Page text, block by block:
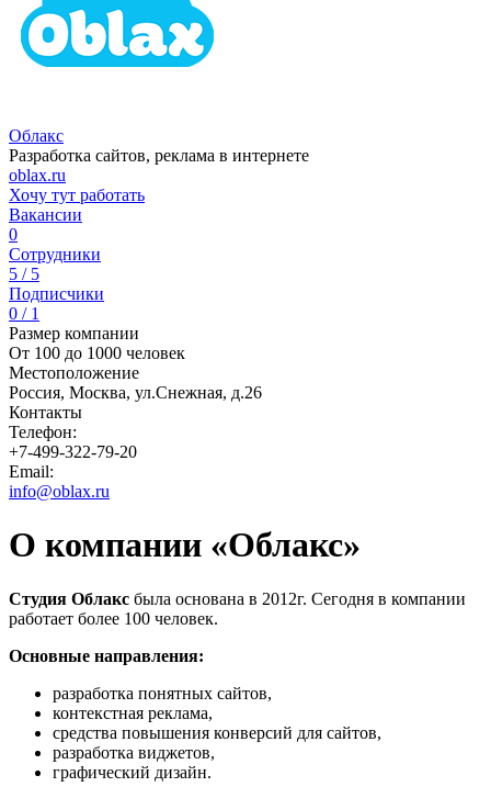
Облакс
Разработка сайтов, реклама в интернете
oblax.ru
Хочу тут работать
Вакансии
0
Сотрудники
5 / 5
Подписчики
0 / 1
Размер компании
От 100 до 1000 человек
Местоположение
Россия, Москва, ул.Снежная, д.26
Контакты
Телефон:
+7-499-322-79-20
Email:
info@oblax.ru
О компании «Облакс»
Студия Облакс была основана в 2012г. Сегодня в компании
работает более 100 человек.
Основные направления:
разработка понятных сайтов,
контекстная реклама,
средства повышения конверсий для сайтов,
разработка виджетов,
графический дизайн.